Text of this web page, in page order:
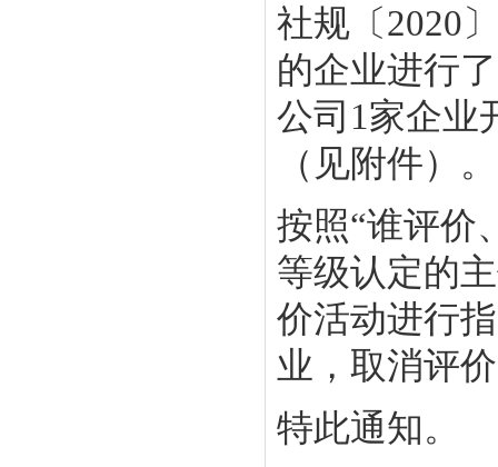
社规〔2020
的企业进行
公司1家企业
（见附件）。
按照“谁评价
等级认定的
价活动进行
业，取消评
特此通知。